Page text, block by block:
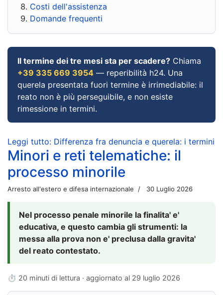
Costi dell'assistenza
Domande frequenti
Il termine dei tre mesi sta per scadere? Chiama
+39 335 669 3954 — reperibilità h24. Una
querela presentata fuori termine è irrimediabile: il
reato non è più perseguibile, e non esiste
rimessione in termini.
Leggi tutto: Differenza fra denuncia e querela: i termini
Minori e reti telematiche: il
processo minorile
Arresto all'estero e difesa internazionale 30 Luglio 2026
Nel processo penale minorile la finalita' e'
educativa, e questo cambia gli strumenti: la
messa alla prova non e' preclusa dalla gravita'
del reato contestato.
⏱ 20 minuti di lettura · aggiornato al 29 luglio 2026